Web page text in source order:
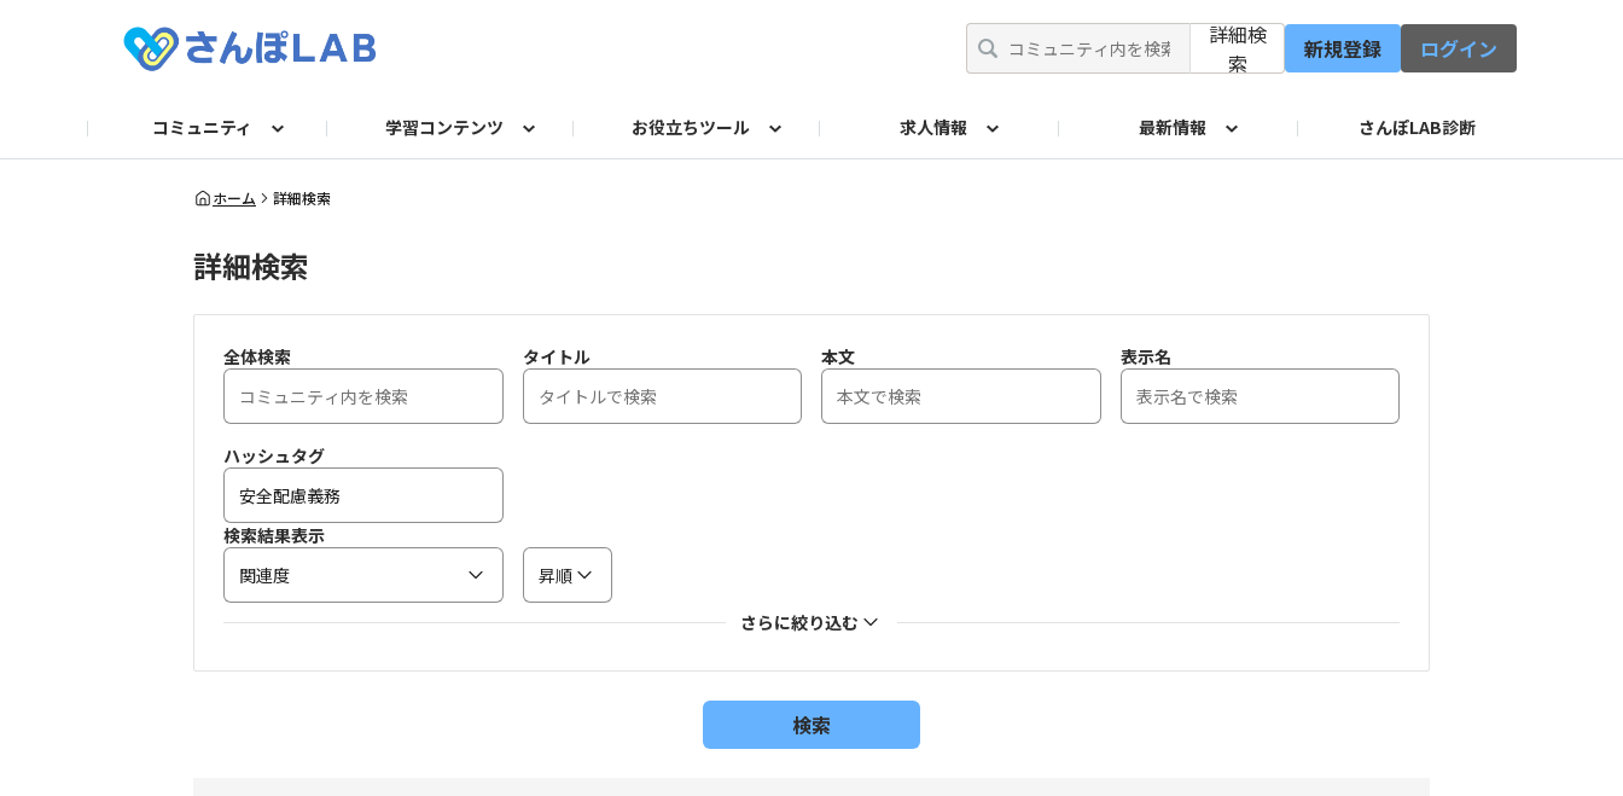
詳細検
索
新規登録 ログイン
コミュニティ
自己紹介 お困りごとQ＆A
学習コンテンツ
セミナー 動画
お役立ちツール
衛生講話資料
求人情報
求人TOP 産業医
最新情報
法令／旬ネタ
さんぽLAB診断
ホーム 詳細検索
詳細検索
全体検索 タイトル 本文 表示名
ハッシュタグ
検索結果表示
関連度
昇順
さらに絞り込む
検索